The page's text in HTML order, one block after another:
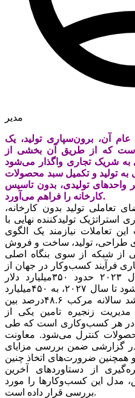
مدیر
عام آن، برون‌سپاری تولید، یک‏‏‌
است‏‏‌ که‏‏‌ از طریق‏‏‌ آن بخشی‏‏‌ از
به‏‏‌ شریک‏‏‌ تجاری واگذار می‌شود
به‏‏‌ تولید و تکمیل‏‏‌ سبد محصولات
واحدهای تولیدی، بدون تاسیس‏‏‌
کارخانه‏‏‌ را فراهم‏‏‌ می‏‏‌آورد.
تعاملی‏‏‌ تولید بدون کارخانه‏‏‌،
استراتژیک‏‏‌ تولیدکننده نهایی‏‏‌ با
تعاملات نیازمند یک‏‏‌ الگوی
طراحی‏‏‌، تولید، ساخت‏‏‌ و فروش
از شبکه‏‏‌ از سوی بنگاه اصلی‏‏‌
فرآیند کسب‌وکار در جهان از
سوی موسسه‏‏‌ دیلویت‏‏‌ برای سال ٢٠٢٣ حدود ٣۵٠میلیارد دلار
پیش‌بینی‏‏‌ شده است‏‏‌ و برآورد می‌شود تا سال ٢٠٢٧، به‏‏‌ ۴۵٠میلیارد
دلار برسد که‏‏‌ نشان‌دهنده نرخ رشد سالانه‏‏‌ مرکب‏‏‌ ۴۸.۶‌درصد بین‏‏‌
و ٢٠٢٧ است‏‏‌. مدیریت‌‌‌ زنجیره تامین‌‌‌ یکی‌‌‌ از
در هر کسب‌وکاری است‌‌‌ که‌‌‌ طی‌‌‌
کنترل می‌شود. معاونت
در گزارشی ضمن‌‌‌ بررسی‌‌‌ مزایای
همچنین‌‌‌ ضرورت‌های اتخاذ چنین‌‌‌
از دستاوردهای آخرین‌‌‌
مدل این‌‌‌ کسب‌وکارها را مورد
بررسی‌‌‌ قرار داده‌‌‌ است‌‌‌.